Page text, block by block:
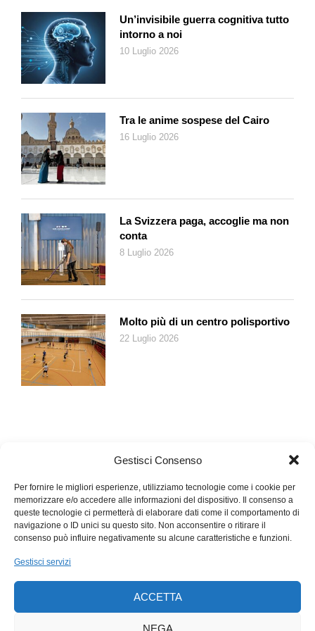
Gestisci Consenso
Per fornire le migliori esperienze, utilizziamo tecnologie come i cookie per
memorizzare e/o accedere alle informazioni del dispositivo. Il consenso a
queste tecnologie ci permetterà di elaborare dati come il comportamento di
navigazione o ID unici su questo sito. Non acconsentire o ritirare il
consenso può influire negativamente su alcune caratteristiche e funzioni.
Gestisci servizi
ACCETTA
NEGA
Un’invisibile guerra cognitiva tutto
intorno a noi
10 Luglio 2026
Tra le anime sospese del Cairo
16 Luglio 2026
La Svizzera paga, accoglie ma non
conta
8 Luglio 2026
Molto più di un centro polisportivo
22 Luglio 2026